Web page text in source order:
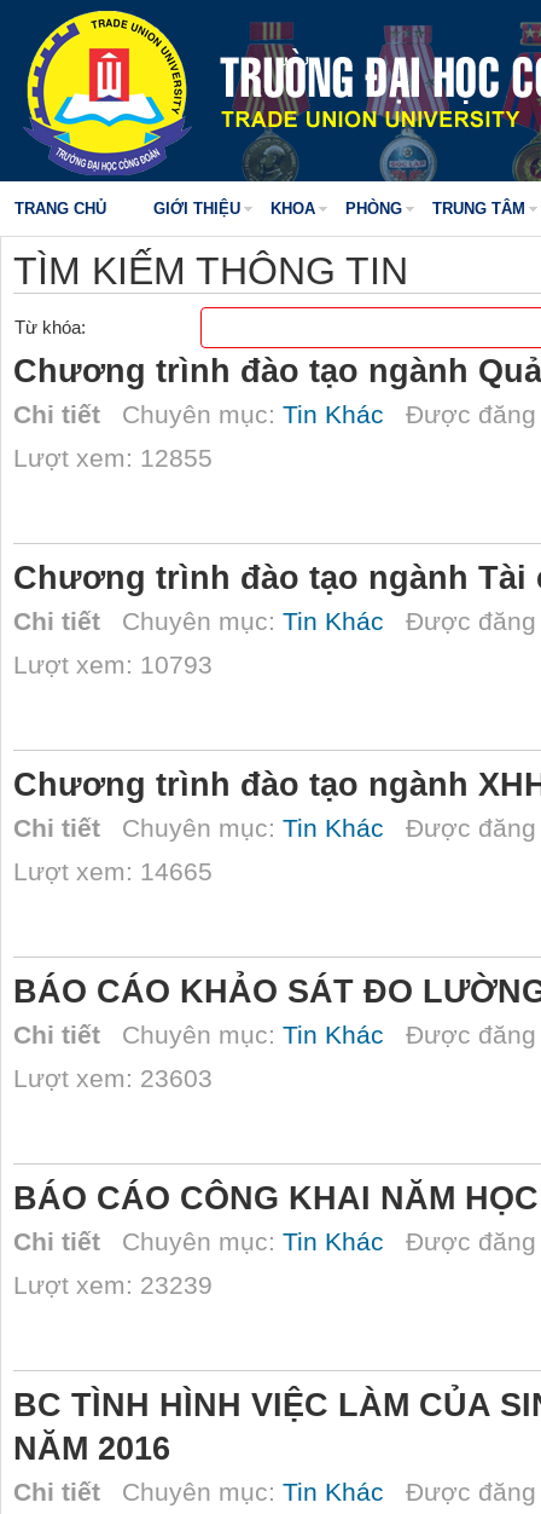
TRANG CHỦ GIỚI THIỆU KHOA PHÒNG TRUNG TÂM
TÌM KIẾM THÔNG TIN
Từ khóa:
Chương trình đào tạo ngành
Chi tiết Chuyên mục: Tin Khác Được
Lượt xem: 12855
Chương trình đào tạo ngành Tài
Chi tiết Chuyên mục: Tin Khác Được
Lượt xem: 10793
Chương trình đào tạo ngành
Chi tiết Chuyên mục: Tin Khác Được
Lượt xem: 14665
BÁO CÁO KHẢO SÁT ĐO
Chi tiết Chuyên mục: Tin Khác Được
Lượt xem: 23603
BÁO CÁO CÔNG KHAI NĂM
Chi tiết Chuyên mục: Tin Khác Được
Lượt xem: 23239
BC TÌNH HÌNH VIỆC LÀM CỦA
NĂM 2016
Chi tiết Chuyên mục: Tin Khác Được